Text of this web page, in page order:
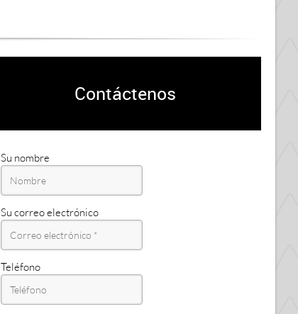
Contáctenos
Su nombre
Su correo electrónico
Teléfono